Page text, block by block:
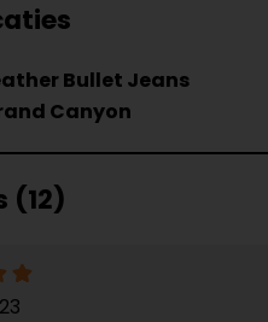
Bullet Jeans
Canyon
(12)